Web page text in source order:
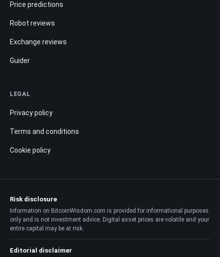
Price predictions
Robot reviews
Exchange reviews
Guider
LEGAL
Privacy policy
Terms and conditions
Cookie policy
Risk disclosure
Information on BitcoinWisdom.com is provided for informational purposes
only and is not investment advice. Digital asset prices are volatile and your
entire capital may be at risk.
Editorial disclaimer